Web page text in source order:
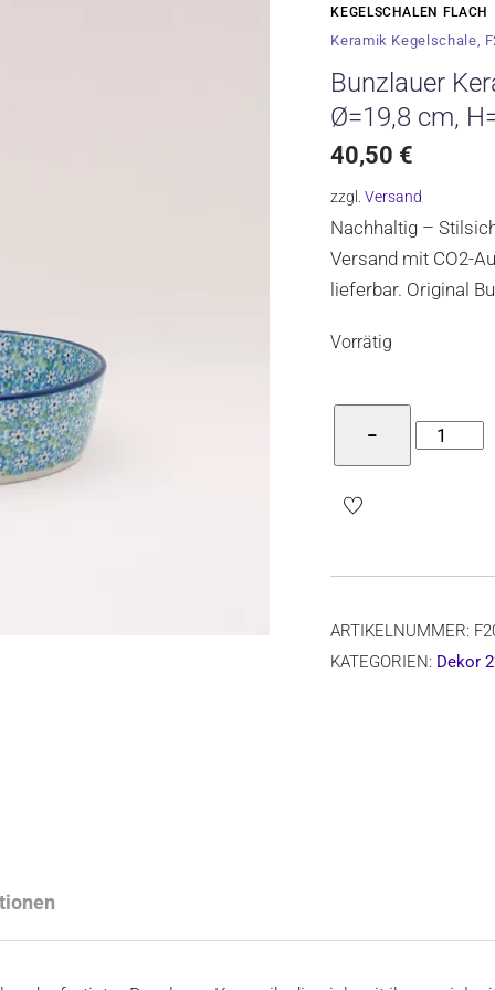
KEGELSCHALEN FLACH
Keramik Kegelschale,
Bunzlauer
Ø=19,8 cm,
40,50 €
zzgl.Versand
Nachhaltig –
Versand mit CO2-
lieferbar. Original
Vorrätig
−
Bunzlauer
Keramik
Ø=19,8
H=5
cm
ARTIKELNUMMER:
KATEGORIEN: Dekor